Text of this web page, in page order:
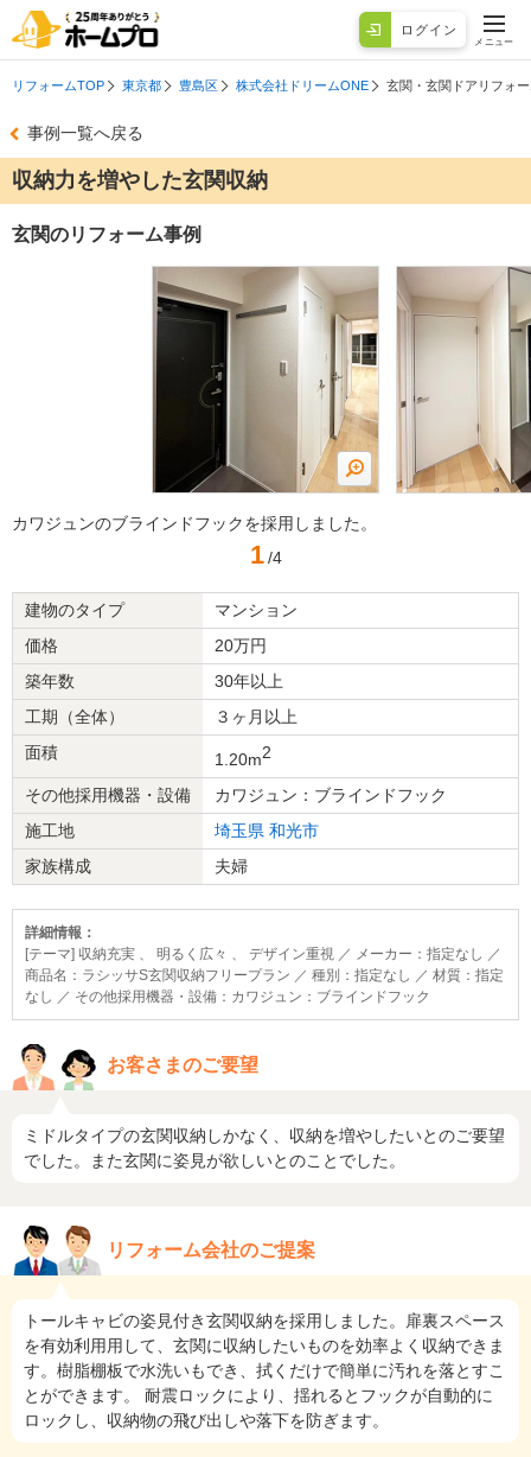
ログイン
メニュー
リフォームTOP 東京都 豊島区 株式会社ドリームONE 玄関・玄関ドアリフォ
事例一覧へ戻る
収納力を増やした玄関収納
玄関のリフォーム事例
カワジュンのブラインドフックを採用しました。
1 /4
建物のタイプ
マンション
価格
20万円
築年数
30年以上
工期（全体）
３ヶ月以上
面積
1.20m2
その他採用機器・設備
カワジュン：ブラインドフック
施工地
埼玉県 和光市
家族構成
夫婦
詳細情報：
[テーマ] 収納充実 、 明るく広々 、 デザイン重視 ／ メーカー：指定なし ／
商品名：ラシッサS玄関収納フリープラン ／ 種別：指定なし ／ 材質：指定
なし ／ その他採用機器・設備：カワジュン：ブラインドフック
お客さまのご要望
ミドルタイプの玄関収納しかなく、収納を増やしたいとのご要望
でした。また玄関に姿見が欲しいとのことでした。
リフォーム会社のご提案
トールキャビの姿見付き玄関収納を採用しました。扉裏スペース
を有効利用用して、玄関に収納したいものを効率よく収納できま
す。樹脂棚板で水洗いもでき、拭くだけで簡単に汚れを落とすこ
とができます。 耐震ロックにより、揺れるとフックが自動的に
ロックし、収納物の飛び出しや落下を防ぎます。